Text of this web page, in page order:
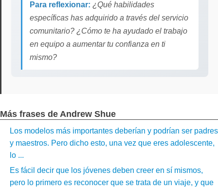
Para reflexionar: ¿Qué habilidades
específicas has adquirido a través del servicio
comunitario? ¿Cómo te ha ayudado el trabajo
en equipo a aumentar tu confianza en ti
mismo?
Más frases de Andrew Shue
Los modelos más importantes deberían y podrían ser padres
y maestros. Pero dicho esto, una vez que eres adolescente,
lo ...
Es fácil decir que los jóvenes deben creer en sí mismos,
pero lo primero es reconocer que se trata de un viaje, y que